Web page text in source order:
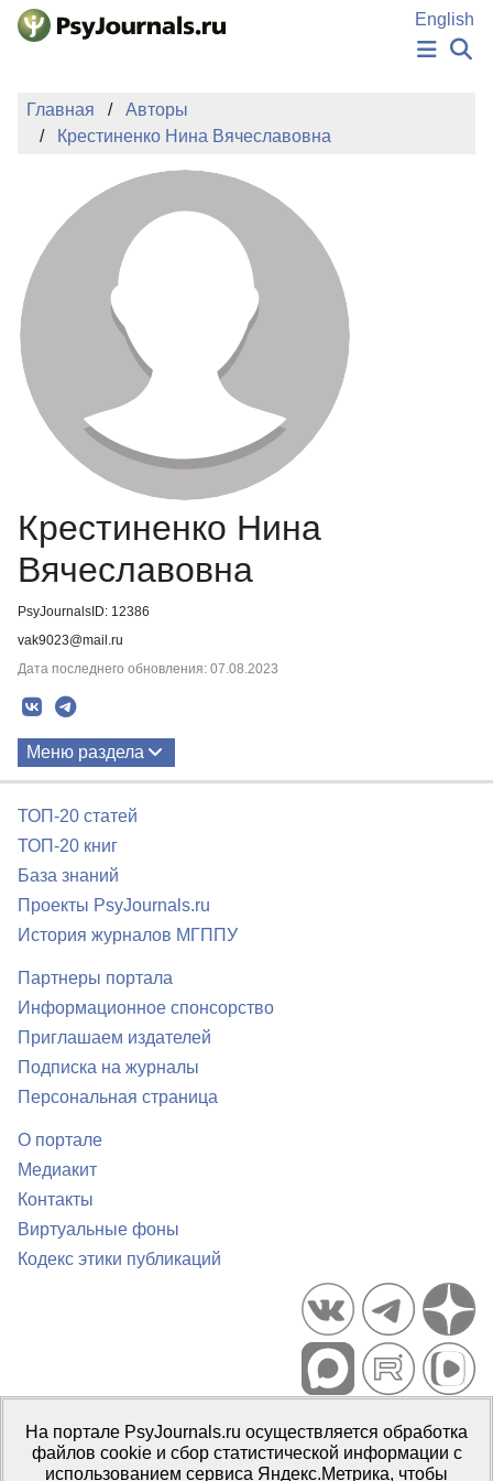
Перейти к основному содержанию
English
ИЗДАНИЯ
ПОДАТЬ РУКОПИСЬ
БАЗА ЗНАНИЙ
КЛЮЧЕВЫЕ СЛОВА
Регистрация
Главная
Авторы
Крестиненко Нина Вячеславовна
Крестиненко Нина
Вячеславовна
PsyJournalsID: 12386
vak9023@mail.ru
Дата последнего обновления: 07.08.2023
Меню раздела
ТОП-20 статей
ТОП-20 книг
База знаний
Проекты PsyJournals.ru
История журналов МГППУ
Партнеры портала
Информационное спонсорство
Приглашаем издателей
Подписка на журналы
Персональная страница
О портале
Медиакит
Контакты
Виртуальные фоны
Кодекс этики публикаций
Портал психологических изданий PsyJournals.ru, 2007–2026
Правила использования материалов
Свидетельство регистрации СМИЭл № ФС77-66447 от 14 июля
На портале PsyJournals.ru осуществляется обработка
файлов cookie и сбор статистической информации с
использованием сервиса Яндекс.Метрика, чтобы